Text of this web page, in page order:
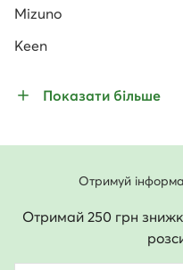
Mizuno
Keen
Показати більше
Отримуй
Отримай 250 грн